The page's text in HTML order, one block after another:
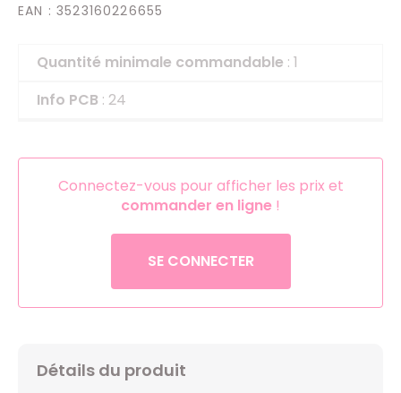
EAN : 3523160226655
Quantité minimale commandable : 1
Info PCB : 24
Connectez-vous pour afficher les prix et
commander en ligne !
SE CONNECTER
Détails du produit